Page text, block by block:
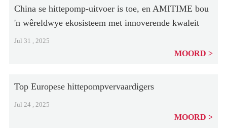
China se hittepomp-uitvoer is toe, en AMITIME bou
'n wêreldwye ekosisteem met innoverende kwaleit
Jul 31 , 2025
MOORD
Top Europese hittepompvervaardigers
Jul 24 , 2025
MOORD